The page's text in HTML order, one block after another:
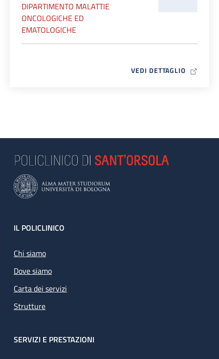
DIPARTIMENTO MALATTIE
ONCOLOGICHE ED
EMATOLOGICHE
VEDI DETTAGLIO MAP ICON
Footer
IL POLICLINICO
Chi siamo
Dove siamo
Carta dei servizi
Strutture
SERVIZI E PRESTAZIONI